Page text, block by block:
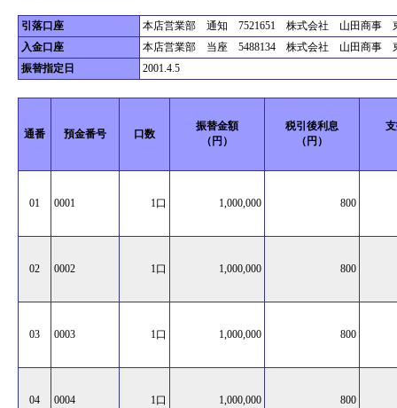
引落口座
本店営業部 通知 7521651 株式会社 山田商事
入金口座
本店営業部 当座 5488134 株式会社 山田商事
振替指定日
2001.4.5
通番 預金番号 口数
振替金額
（円）
税引後利息
（円）
01 0001 1口 1,000,000 800
02 0002 1口 1,000,000 800
03 0003 1口 1,000,000 800
04 0004 1口 1,000,000 800